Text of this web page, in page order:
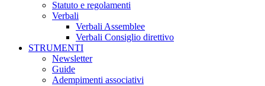
Statuto e regolamenti
Verbali
Verbali Assemblee
Verbali Consiglio direttivo
STRUMENTI
Newsletter
Guide
Adempimenti associativi